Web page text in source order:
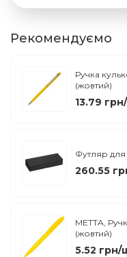
Рекомендуємо
Ручка
(жовтий)
13.79
Футляр для
260.55
METTA,
(жовтий)
5.52 грн/